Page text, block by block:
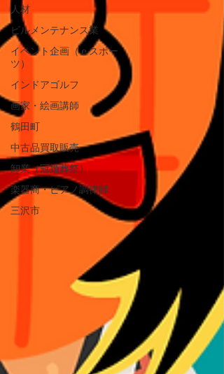
人材
ビルメンテナンス業
イベント企画（ｅスポー
ツ）
インドアゴルフ
画家・絵画講師
鶴田町
中古品買取販売
卸業（冠婚葬祭）
楽器商・ピアノ調律師
三沢市